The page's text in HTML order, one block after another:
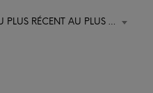
TRI DU PLUS RÉCENT AU PLUS ANCIEN